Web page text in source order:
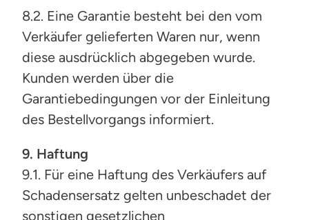
8.2. Eine Garantie besteht bei den vom
Verkäufer gelieferten Waren nur, wenn
diese ausdrücklich abgegeben wurde.
Kunden werden über die
Garantiebedingungen vor der Einleitung
des Bestellvorgangs informiert.
9. Haftung
9.1. Für eine Haftung des Verkäufers auf
Schadensersatz gelten unbeschadet der
sonstigen gesetzlichen